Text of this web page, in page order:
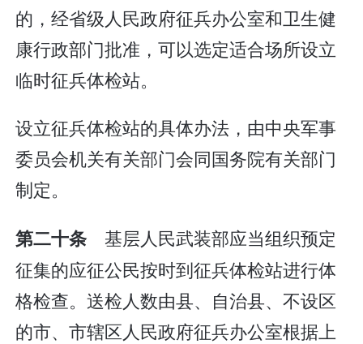
的，经省级人民政府征兵办公室和卫生健
康行政部门批准，可以选定适合场所设立
临时征兵体检站。
设立征兵体检站的具体办法，由中央军事
委员会机关有关部门会同国务院有关部门
制定。
第二十条 基层人民武装部应当组织预定
征集的应征公民按时到征兵体检站进行体
格检查。送检人数由县、自治县、不设区
的市、市辖区人民政府征兵办公室根据上